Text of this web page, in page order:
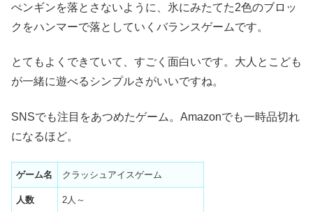
ぺンギンを落とさないように、氷にみたてた2色のブロッ
クをハンマーで落としていくバランスゲームです。
とてもよくできていて、すごく面白いです。大人とこども
が一緒に遊べるシンプルさがいいですね。
SNSでも注目をあつめたゲーム。Amazonでも一時品切れ
になるほど。
ゲーム名 クラッシュアイスゲーム
人数 2人～